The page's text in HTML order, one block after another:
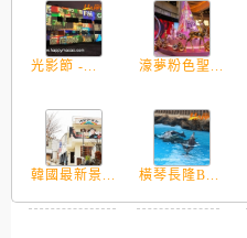
光影節 -... 濠夢粉色聖...
韓國最新景... 橫琴長隆B...